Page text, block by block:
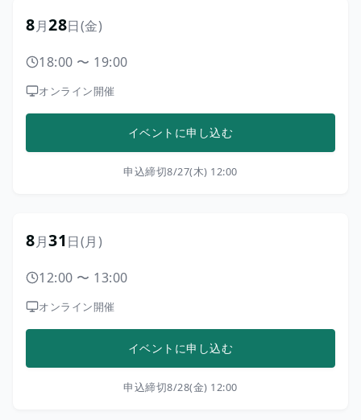
8月28日(金)
18:00 〜 19:00
オンライン開催
イベントに申し込む
申込締切8/27(木) 12:00
8月31日(月)
12:00 〜 13:00
オンライン開催
イベントに申し込む
申込締切8/28(金) 12:00